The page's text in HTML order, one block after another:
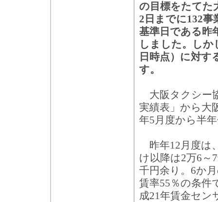
の目標をたてた
2日までに132事
基準日である昨
しました。しか
日時点）に対す
す。
大阪タクシー
実績表」から大
年5月度から半
昨年12月度は
け以降は2万6～
千円余り。6か
賃率55％の条件
成21年賃金セン